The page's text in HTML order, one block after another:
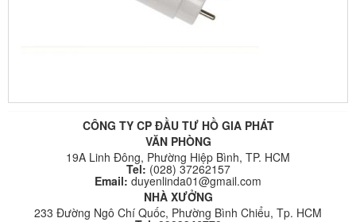
CÔNG TY CP ĐẦU TƯ HỒ GIA PHÁT
VĂN PHÒNG
19A Linh Đông, Phường Hiệp Bình, TP. HCM
Tel: (028) 37262157
Email: duyenlinda01@gmail.com
NHÀ XƯỞNG
233 Đường Ngô Chí Quốc, Phường Bình Chiểu, Tp. HCM